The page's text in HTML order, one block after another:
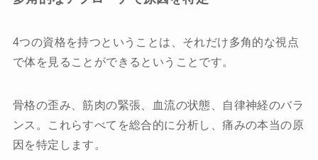
4つの資格を持つということは、それだけ多角的な視点
で体を見ることができるということです。
骨格の歪み、筋肉の緊張、血流の状態、自律神経のバラ
ンス。これらすべてを総合的に分析し、痛みの本当の原
因を特定します。